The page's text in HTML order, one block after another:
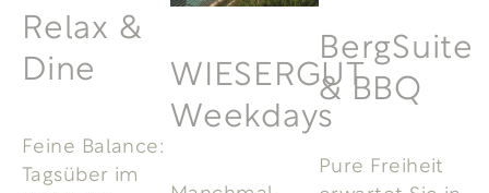
Relax &
Dine
Feine Balance:
Tagsüber im
WIESERGUT
Weekdays
BergSuite
& BBQ
Pure Freiheit